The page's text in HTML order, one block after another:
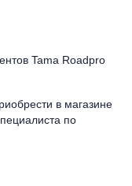
Tama Roadpro
в магазине
по